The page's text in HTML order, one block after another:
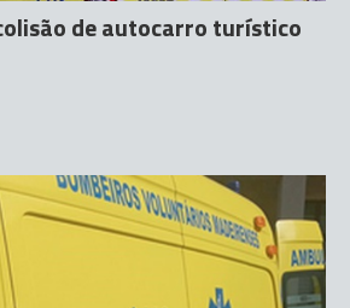
de autocarro turístico